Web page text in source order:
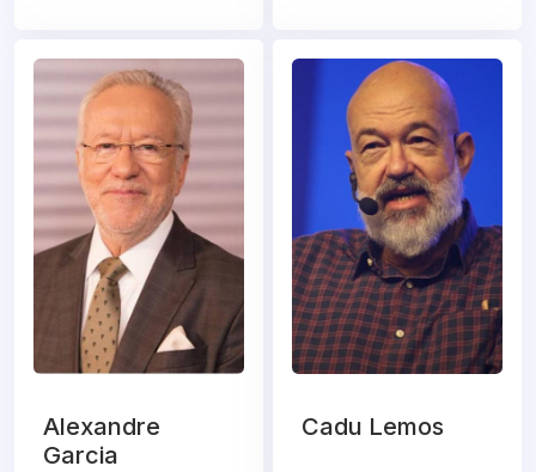
Alexandre
Garcia
Cadu Lemos